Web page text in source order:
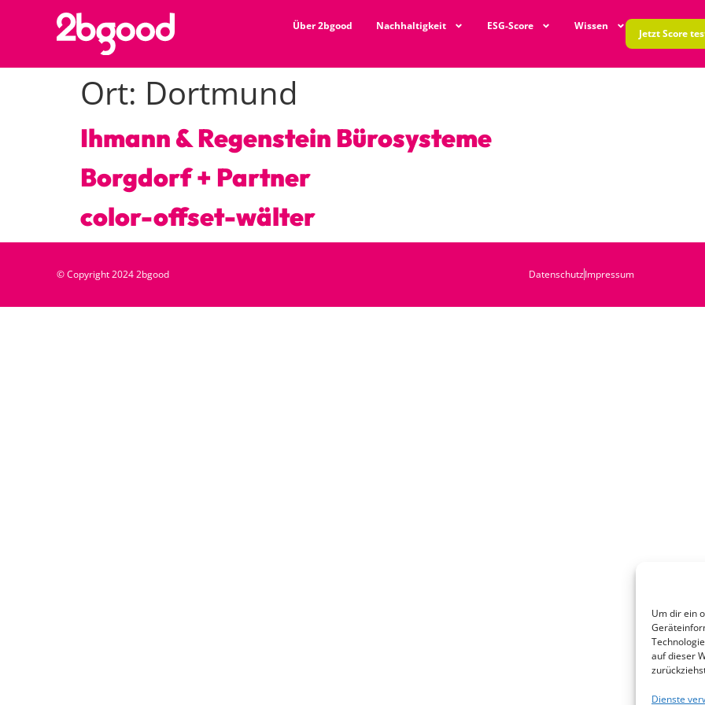
Um dir ein
auf dieser
Dienste
Über 2bgood Nachhaltigkeit ESG-Score Wissen
Jetzt Score
Ort: Dortmund
Ihmann & Regenstein Bürosysteme
Borgdorf + Partner
color-offset-wälter
© Copyright 2024 2bgood DatenschutzImpressum